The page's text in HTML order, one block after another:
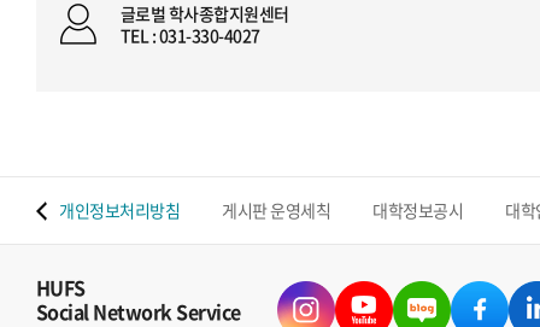
글로벌 학사종합지원센터
TEL : 031-330-4027
개인정보처리방침 게시판 운영세칙 대학정보공시 대
HUFS
Social Network Service